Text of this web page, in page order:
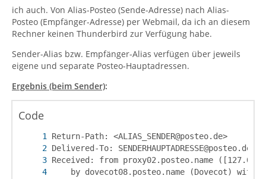
ich auch. Von Alias-Posteo (Sende-Adresse) nach Alias-
Posteo (Empfänger-Adresse) per Webmail, da ich an diesem
Rechner keinen Thunderbird zur Verfügung habe.
Sender-Alias bzw. Empfänger-Alias verfügen über jeweils
eigene und separate Posteo-Hauptadressen.
Ergebnis (beim Sender):
Code